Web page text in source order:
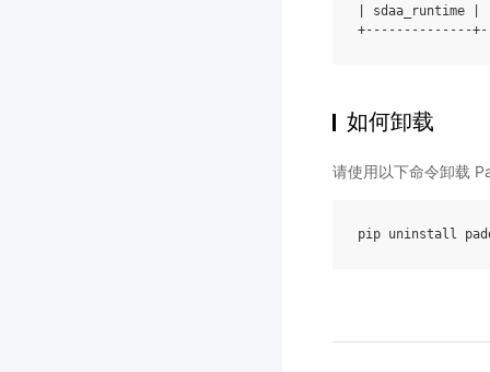
sdaa_runtime
如何卸载
请使用以下命令卸载
pip uninstall